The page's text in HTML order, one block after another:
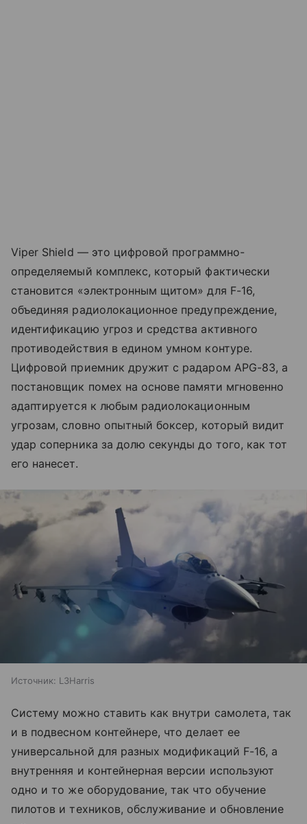
Viper Shield — это цифровой программно-
определяемый комплекс, который фактически
становится «электронным щитом» для F-16,
объединяя радиолокационное предупреждение,
идентификацию угроз и средства активного
противодействия в едином умном контуре.
Цифровой приемник дружит с радаром APG-83, а
постановщик помех на основе памяти мгновенно
адаптируется к любым радиолокационным
угрозам, словно опытный боксер, который видит
удар соперника за долю секунды до того, как тот
его нанесет.
Источник: L3Harris
Систему можно ставить как внутри самолета, так
и в подвесном контейнере, что делает ее
универсальной для разных модификаций F-16, а
внутренняя и контейнерная версии используют
одно и то же оборудование, так что обучение
пилотов и техников, обслуживание и обновление